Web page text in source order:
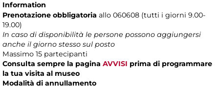
Information
Prenotazione obbligatoria allo 060608 (tutti i giorni 9.00-
19.00)
In caso di disponibilità le persone possono aggiungersi
anche il giorno stesso sul posto
Massimo 15 partecipanti
Consulta sempre la pagina AVVISI prima di programmare
la tua visita al museo
Modalità di annullamento